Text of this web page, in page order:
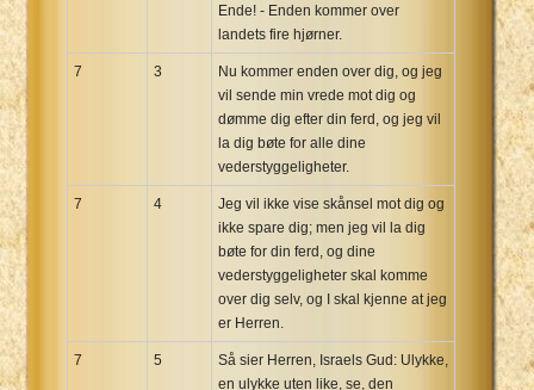
Ende! - Enden kommer over
landets fire hjørner.
7 3
Nu kommer enden over dig, og jeg
vil sende min vrede mot dig og
dømme dig efter din ferd, og jeg vil
la dig bøte for alle dine
vederstyggeligheter.
7 4
Jeg vil ikke vise skånsel mot dig og
ikke spare dig; men jeg vil la dig
bøte for din ferd, og dine
vederstyggeligheter skal komme
over dig selv, og I skal kjenne at jeg
er Herren.
7 5
Så sier Herren, Israels Gud: Ulykke,
en ulykke uten like, se, den